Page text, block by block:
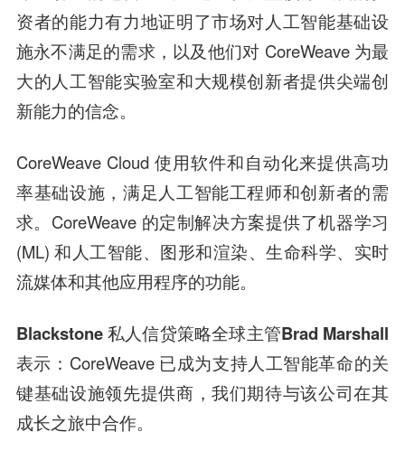
资者的能力有力地证明了市场对人工智能基础设
施永不满足的需求，以及他们对 CoreWeave 为最
大的人工智能实验室和大规模创新者提供尖端创
新能力的信念。
CoreWeave Cloud 使用软件和自动化来提供高功
率基础设施，满足人工智能工程师和创新者的需
求。CoreWeave 的定制解决方案提供了机器学习
(ML) 和人工智能、图形和渲染、生命科学、实时
流媒体和其他应用程序的功能。
Blackstone 私人信贷策略全球主管Brad Marshall
表示：CoreWeave 已成为支持人工智能革命的关
键基础设施领先提供商，我们期待与该公司在其
成长之旅中合作。